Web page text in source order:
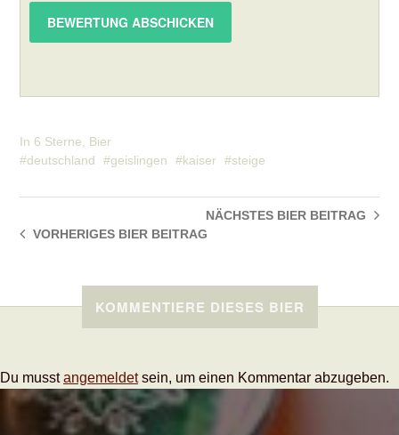
In 6 Sterne
Bier
deutschland
geislingen kaiser steige
NÄCHSTES BIERBEITRAG
VORHERIGES BIER BEITRAG
KOMMENTIERE DIESES BIER
Du musstangemeldetsein, um einen Kommentar abzugeben.